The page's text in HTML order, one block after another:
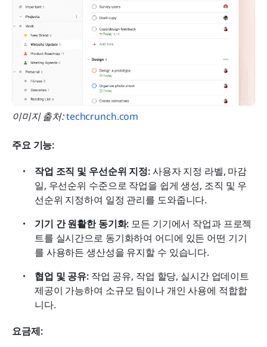
이미지 출처: techcrunch.com
주요 기능:
작업 조직 및 우선순위 지정: 사용자 지정 라벨, 마감
일, 우선순위 수준으로 작업을 쉽게 생성, 조직 및 우
선순위 지정하여 일정 관리를 도와줍니다.
기기 간 원활한 동기화: 모든 기기에서 작업과 프로젝
트를 실시간으로 동기화하여 어디에 있든 어떤 기기
를 사용하든 생산성을 유지할 수 있습니다.
협업 및 공유: 작업 공유, 작업 할당, 실시간 업데이트
제공이 가능하여 소규모 팀이나 개인 사용에 적합합
니다.
요금제: